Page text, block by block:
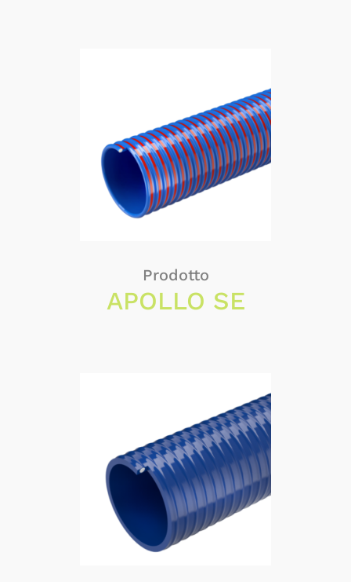
Prodotto
APOLLO SE